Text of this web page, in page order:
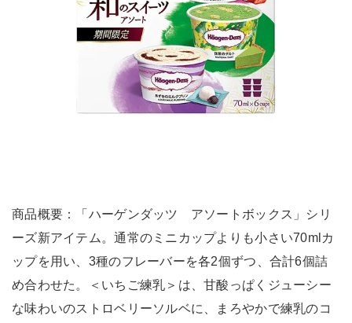
商品概要：「ハーゲンダッツ アソートボックス」シリ
ーズ新アイテム。通常のミニカップよりも小さい70mlカ
ップを用い、3種のフレーバーを各2個ずつ、合計6個詰
め合わせた。＜いちご練乳＞は、甘酸っぱくジューシー
な味わいのストロベリーソルベに、まろやかで練乳のコ